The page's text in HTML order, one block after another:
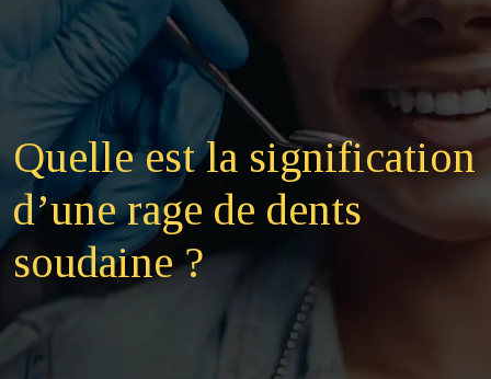
Quelle est la signification
d’une rage de dents
soudaine ?